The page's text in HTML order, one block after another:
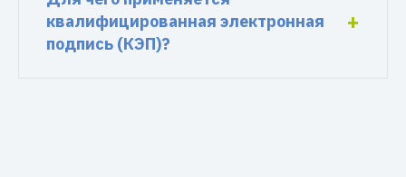
квалифицированная электронная
подпись (КЭП)?